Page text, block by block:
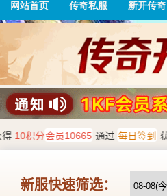
网站首页 传奇私服 新开传奇